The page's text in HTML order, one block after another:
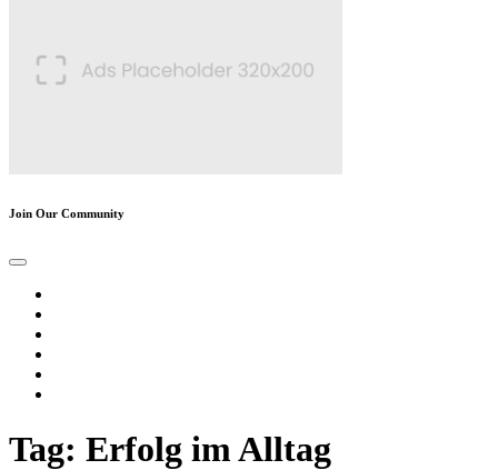
Join Our Community
Tag: Erfolg im Alltag